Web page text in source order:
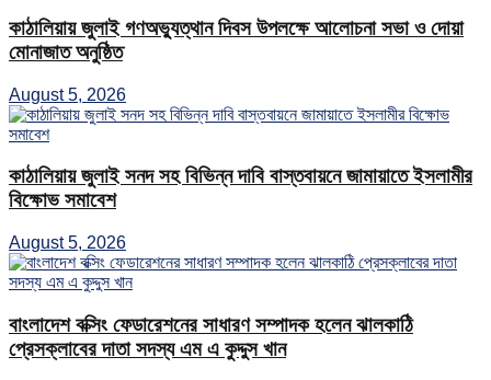
কাঠালিয়ায় জুলাই গণঅভ্যুত্থান দিবস উপলক্ষে আলোচনা সভা ও দোয়া
মোনাজাত অনুষ্ঠিত
August 5, 2026
কাঠালিয়ায় জুলাই সনদ সহ বিভিন্ন দাবি বাস্তবায়নে জামায়াতে ইসলামীর
বিক্ষোভ সমাবেশ
August 5, 2026
বাংলাদেশ বক্সিং ফেডারেশনের সাধারণ সম্পাদক হলেন ঝালকাঠি
প্রেসক্লাবের দাতা সদস্য এম এ কুদ্দুস খান